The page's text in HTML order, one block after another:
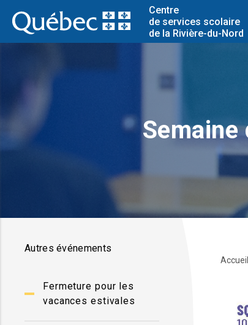
Centre
de services scolaire
de la Rivière-du-Nord
Autres événements
Fermeture pour les
vacances estivales
Accueil